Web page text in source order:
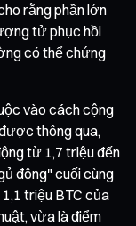
rằng phần lớn
tử phục hồi
có thể chứng
vào cách cộng
thông qua,
từ 1,7 triệu đến
đông" cuối cùng
triệu BTC của
vừa là điểm